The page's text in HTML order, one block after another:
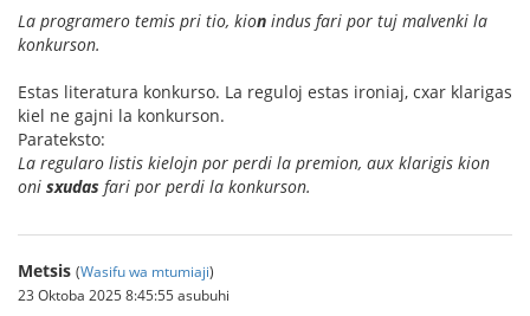
La programero temis pri tio, kion indus fari por tuj malvenki la
konkurson.
Estas literatura konkurso. La reguloj estas ironiaj, cxar klarigas
kiel ne gajni la konkurson.
Parateksto:
La regularo listis kielojn por perdi la premion, aux klarigis kion
oni sxudas fari por perdi la konkurson.
Metsis (Wasifu wa mtumiaji)
23 Oktoba 2025 8:45:55 asubuhi